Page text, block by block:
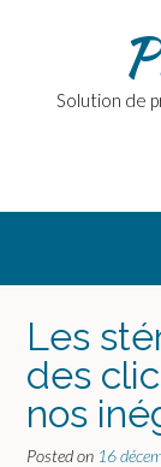
Solution de
Les
des
nos
Posted on 16